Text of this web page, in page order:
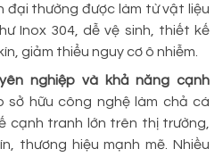
đại thường được làm từ vật liệu
Inox 304, dễ vệ sinh, thiết kế
giảm thiểu nguy cơ ô nhiễm.
nghiệp và khả năng cạnh
sở hữu công nghệ làm chả cá
cạnh tranh lớn trên thị trường,
thương hiệu mạnh mẽ. Nhiều